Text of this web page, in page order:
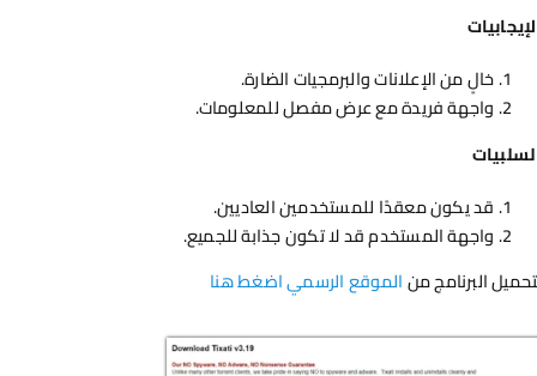
خالٍ من الإعلانات والبرمجيات الضارة.
واجهة فريدة مع عرض مفصل للمعلومات.
قد يكون معقدًا للمستخدمين العاديين.
واجهة المستخدم قد لا تكون جذابة للجميع.
البرنامج منالموقع الرسمي اضغط هنا